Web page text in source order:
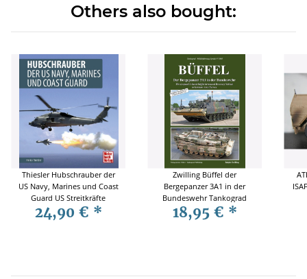
Others also bought:
Thiesler Hubschrauber der
US Navy, Marines und Coast
Guard US Streitkräfte
24,90 € *
Zwilling Büffel der
Bergepanzer 3A1 in der
Bundeswehr Tankograd
5085
18,95 € *